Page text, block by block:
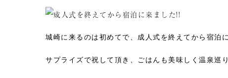
城崎に来るのは初めてで、成人式を終えてから宿泊
サプライズで祝して頂き、ごはんも美味しく温泉巡